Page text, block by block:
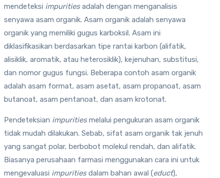
mendeteksi impuritiesadalah dengan menganalisis
senyawa asam organik. Asam organik adalah senyawa
organik yang memiliki gugus karboksil. Asam ini
diklasifikasikan berdasarkan tipe rantai karbon (alifatik,
alisiklik, aromatik, atau heterosiklik), kejenuhan, substitusi,
dan nomor gugus fungsi. Beberapa contoh asam organik
adalah asam format, asam asetat, asam propanoat, asam
butanoat, asam pentanoat, dan asam krotonat.
Pendeteksian impuritiesmelalui pengukuran asam organik
tidak mudah dilakukan. Sebab, sifat asam organik tak jenuh
yang sangat polar, berbobot molekul rendah, dan alifatik.
Biasanya perusahaan farmasi menggunakan cara ini untuk
mengevaluasi impuritiesdalam bahan awal (educt),